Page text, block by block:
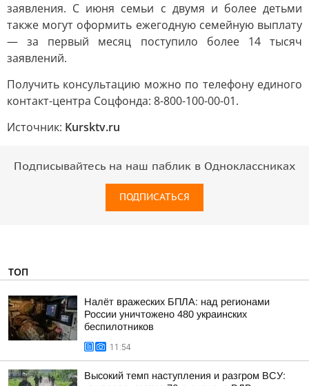
заявления. С июня семьи с двумя и более детьми
также могут оформить ежегодную семейную выплату
— за первый месяц поступило более 14 тысяч
заявлений.
Получить консультацию можно по телефону единого
контакт-центра Соцфонда: 8-800-100-00-01.
Источник: Kursktv.ru
Подписывайтесь на наш паблик в Одноклассниках
ПОДПИСАТЬСЯ
ТОП
Налёт вражеских БПЛА: над регионами
России уничтожено 480 украинских
беспилотников
11:54
Высокий темп наступления и разгром ВСУ: